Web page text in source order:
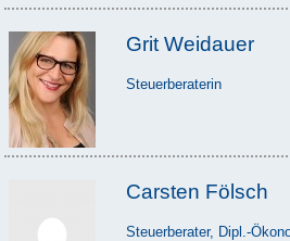
Grit Weidauer
Steuerberaterin
Carsten Fölsch
Steuerberater, Dipl.-